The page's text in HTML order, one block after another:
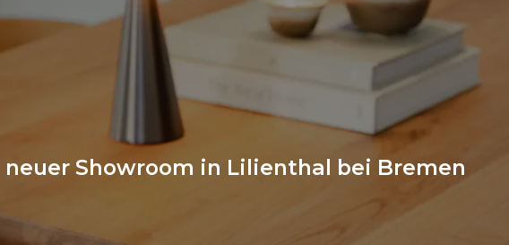
neuer Showroom in Lilienthal bei Bremen